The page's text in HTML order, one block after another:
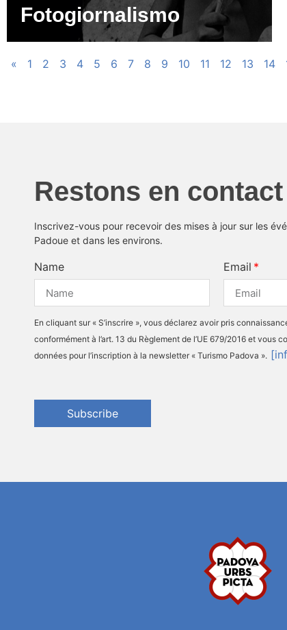
Fotogiornalismo
« 1 2 3 4 5 6 7 8 9 10 11 12 13 14
Restons en contact
Inscrivez-vous pour recevoir des mises à jour sur les
Padoue et dans les environs.
Name Email
En cliquant sur « S’inscrire », vous déclarez avoir pris
conformément à l’art. 13 du Règlement de l’UE 679/2016 et vous
données pour l’inscription à la newsletter « Turismo Padova ».
Subscribe